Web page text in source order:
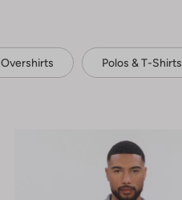
Overshirts Polos & T-Shirts